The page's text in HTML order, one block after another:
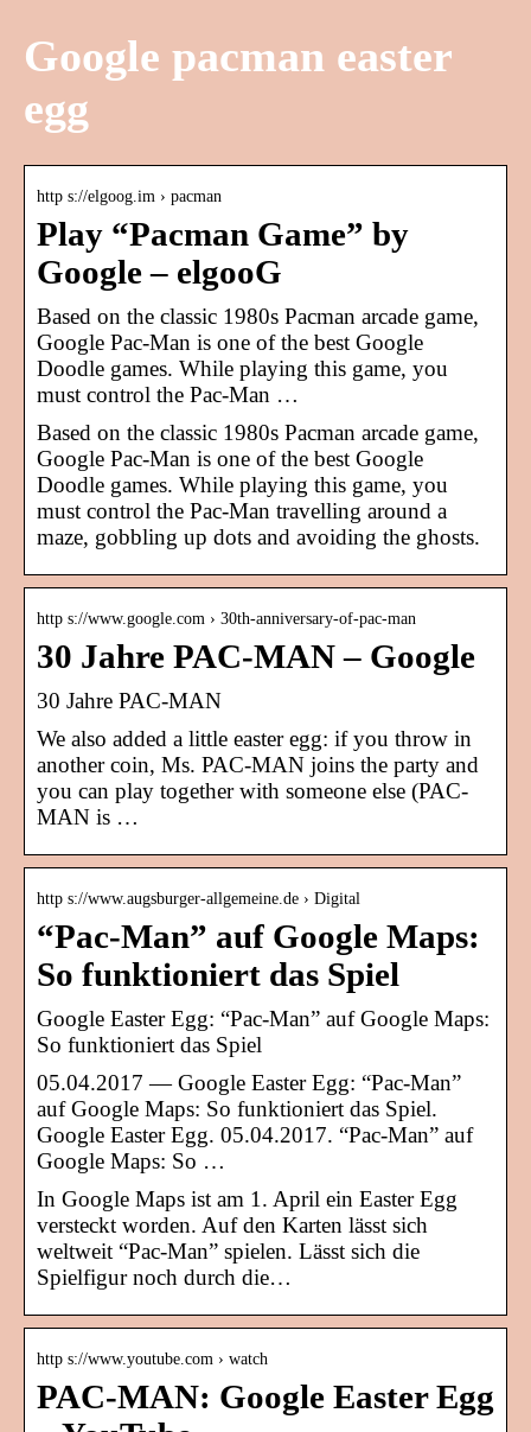
Google pacman easter
egg
http s://elgoog.im › pacman
Play “Pacman Game” by
Google – elgooG
Based on the classic 1980s Pacman arcade game,
Google Pac-Man is one of the best Google
Doodle games. While playing this game, you
must control the Pac-Man …
Based on the classic 1980s Pacman arcade game,
Google Pac-Man is one of the best Google
Doodle games. While playing this game, you
must control the Pac-Man travelling around a
maze, gobbling up dots and avoiding the ghosts.
http s://www.google.com › 30th-anniversary-of-pac-man
30 Jahre PAC-MAN – Google
30 Jahre PAC-MAN
We also added a little easter egg: if you throw in
another coin, Ms. PAC-MAN joins the party and
you can play together with someone else (PAC-
MAN is …
http s://www.augsburger-allgemeine.de › Digital
“Pac-Man” auf Google Maps:
So funktioniert das Spiel
Google Easter Egg: “Pac-Man” auf Google Maps:
So funktioniert das Spiel
05.04.2017 — Google Easter Egg: “Pac-Man”
auf Google Maps: So funktioniert das Spiel.
Google Easter Egg. 05.04.2017. “Pac-Man” auf
Google Maps: So …
In Google Maps ist am 1. April ein Easter Egg
versteckt worden. Auf den Karten lässt sich
weltweit “Pac-Man” spielen. Lässt sich die
Spielfigur noch durch die…
http s://www.youtube.com › watch
PAC-MAN: Google Easter Egg